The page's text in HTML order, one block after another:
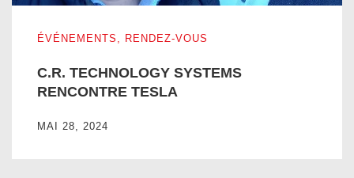
ÉVÉNEMENTS RENDEZ-VOUS
C.R. TECHNOLOGY SYSTEMS
RENCONTRE TESLA
MAI 28, 2024